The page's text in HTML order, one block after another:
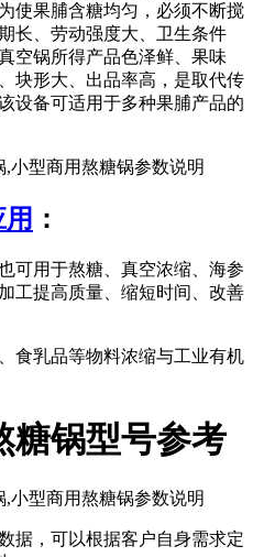
使果脯含糖均匀，必须不断搅
长、劳动强度大、卫生条件
空锅所得产品色泽鲜、果味
块形大、出品率高，是取代传
设备可适用于多种果脯产品的
：
可用于熬糖、真空浓缩、海参
工提高质量、缩短时间、改善
食乳品等物料浓缩与工业有机
糖锅型号参考
据，可以根据客户自身需求定